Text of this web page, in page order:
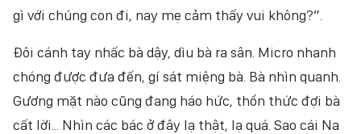
gì với chúng con đi, nay mẹ cảm thấy vui không?”.
Đôi cánh tay nhấc bà dậy, dìu bà ra sân. Micro nhanh
chóng được đưa đến, gí sát miệng bà. Bà nhìn quanh.
Gương mặt nào cũng đang háo hức, thổn thức đợi bà
cất lời... Nhìn các bác ở đây lạ thật, lạ quá. Sao cái Na